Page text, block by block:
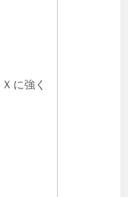
に強く